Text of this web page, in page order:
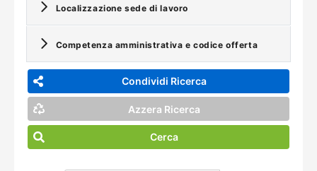
Localizzazione sede di lavoro
Competenza amministrativa e codice offerta
Condividi Ricerca
Azzera Ricerca
Cerca